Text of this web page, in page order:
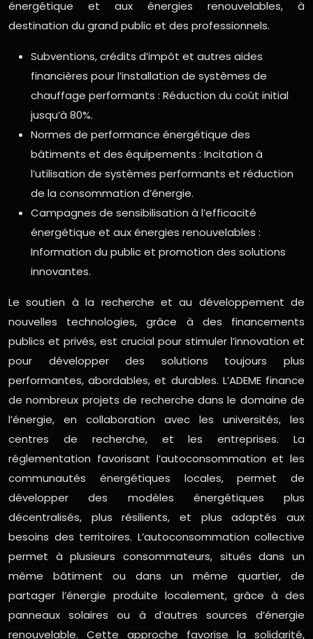
énergétique et aux énergies renouvelables, à
destination du grand public et des professionnels.
Subventions, crédits d’impôt et autres aides
financières pour l’installation de systèmes de
chauffage performants : Réduction du coût initial
jusqu’à 80%.
Normes de performance énergétique des
bâtiments et des équipements : Incitation à
l’utilisation de systèmes performants et réduction
de la consommation d’énergie.
Campagnes de sensibilisation à l’efficacité
énergétique et aux énergies renouvelables :
Information du public et promotion des solutions
innovantes.
Le soutien à la recherche et au développement de
nouvelles technologies, grâce à des financements
publics et privés, est crucial pour stimuler l’innovation et
pour développer des solutions toujours plus
performantes, abordables, et durables. L’ADEME finance
de nombreux projets de recherche dans le domaine de
l’énergie, en collaboration avec les universités, les
centres de recherche, et les entreprises. La
réglementation favorisant l’autoconsommation et les
communautés énergétiques locales, permet de
développer des modèles énergétiques plus
décentralisés, plus résilients, et plus adaptés aux
besoins des territoires. L’autoconsommation collective
permet à plusieurs consommateurs, situés dans un
même bâtiment ou dans un même quartier, de
partager l’énergie produite localement, grâce à des
panneaux solaires ou à d’autres sources d’énergie
renouvelable. Cette approche favorise la solidarité,